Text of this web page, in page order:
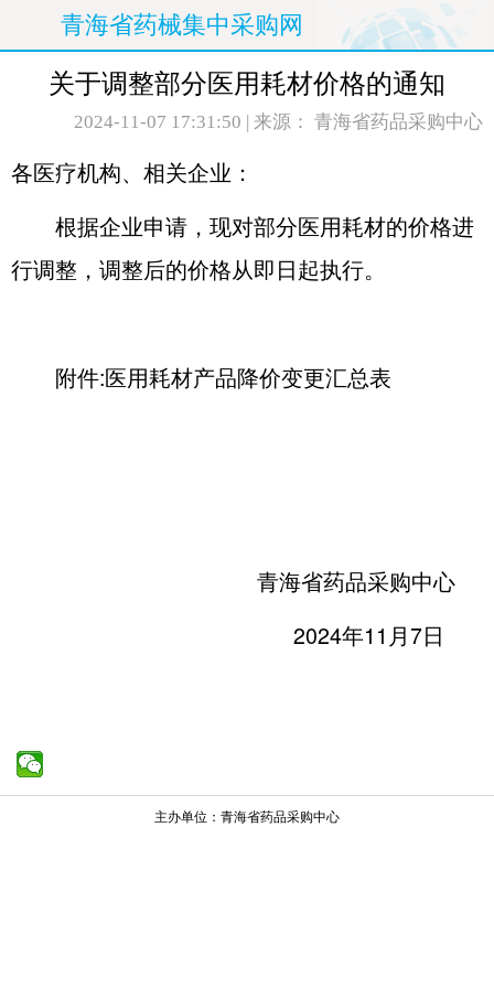
青海省药械集中采购网
关于调整部分医用耗材价格的通知
2024-11-07 17:31:50 | 来源： 青海省药品采购中心
各医疗机构、相关企业：
根据企业申请，现对部分医用耗材的价格进
行调整，调整后的价格从即日起执行。
附件:医用耗材产品降价变更汇总表
青海省药品采购中心
2024年11月7日
主办单位：青海省药品采购中心